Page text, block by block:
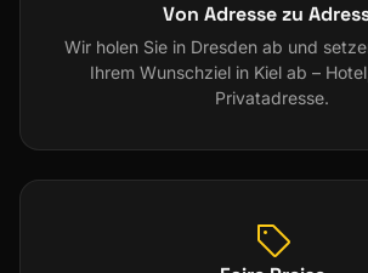
Von Adresse zu
Wir holen Sie in Dresden ab und
Ihrem Wunschziel in Kiel ab –
Privatadresse.